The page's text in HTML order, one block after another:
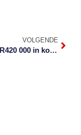
VOLGENDE
Meer as R420 000 in kontant by Oshoek gekonfiskeer